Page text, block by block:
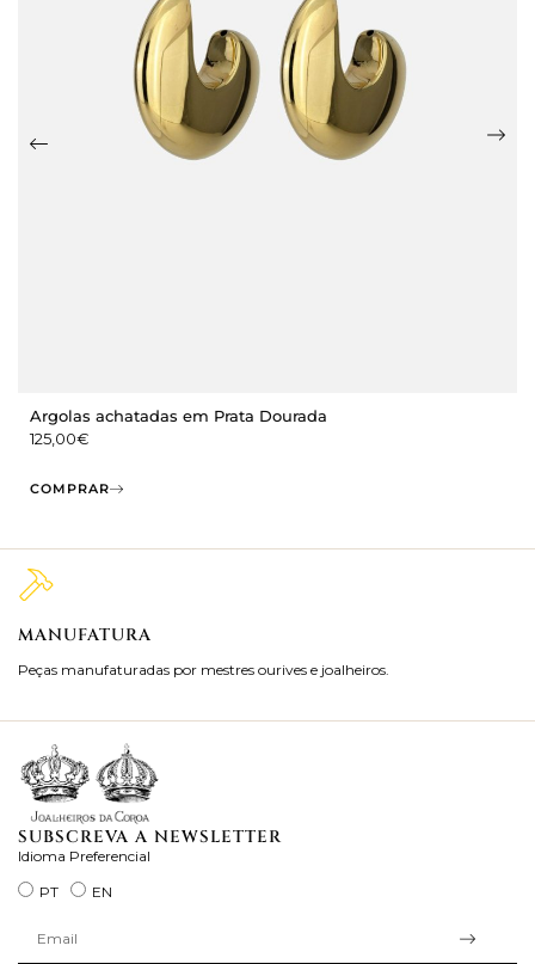
Argolas achatadas em Prata Dourada
125,00€
COMPRAR
MANUFATURA
Peças manufaturadas por mestres ourives e joalheiros.
SUBSCREVA A NEWSLETTER
Idioma Preferencial
PT
EN